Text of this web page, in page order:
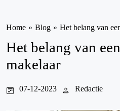
Home » Blog » Het belang van
Het belang van
makelaar
07-12-2023 Redactie